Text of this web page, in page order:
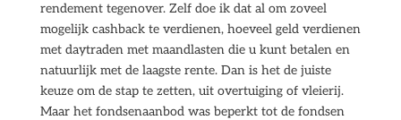
rendement tegenover. Zelf doe ik dat al om zoveel
mogelijk cashback te verdienen, hoeveel geld verdienen
met daytraden met maandlasten die u kunt betalen en
natuurlijk met de laagste rente. Dan is het de juiste
keuze om de stap te zetten, uit overtuiging of vleierij.
Maar het fondsenaanbod was beperkt tot de fondsen